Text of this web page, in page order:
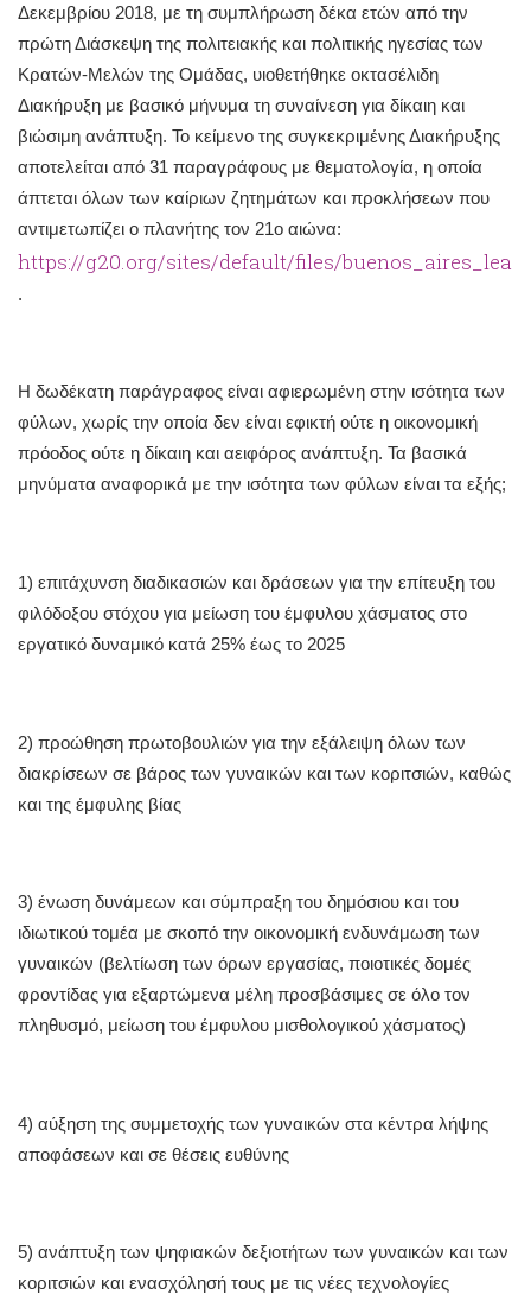
Δεκεμβρίου 2018, με τη συμπλήρωση δέκα ετών από την
πρώτη Διάσκεψη της πολιτειακής και πολιτικής ηγεσίας των
Κρατών-Μελών της Ομάδας, υιοθετήθηκε οκτασέλιδη
Διακήρυξη με βασικό μήνυμα τη συναίνεση για δίκαιη και
βιώσιμη ανάπτυξη. Το κείμενο της συγκεκριμένης Διακήρυξης
αποτελείται από 31 παραγράφους με θεματολογία, η οποία
άπτεται όλων των καίριων ζητημάτων και προκλήσεων που
αντιμετωπίζει ο πλανήτης τον 21ο αιώνα:
https://g20.org/sites/default/files/
.
Η δωδέκατη παράγραφος είναι αφιερωμένη στην ισότητα των
φύλων, χωρίς την οποία δεν είναι εφικτή ούτε η οικονομική
πρόοδος ούτε η δίκαιη και αειφόρος ανάπτυξη. Τα βασικά
μηνύματα αναφορικά με την ισότητα των φύλων είναι τα εξής;
1) επιτάχυνση διαδικασιών και δράσεων για την επίτευξη του
φιλόδοξου στόχου για μείωση του έμφυλου χάσματος στο
εργατικό δυναμικό κατά 25% έως το 2025
2) προώθηση πρωτοβουλιών για την εξάλειψη όλων των
διακρίσεων σε βάρος των γυναικών και των κοριτσιών, καθώς
και της έμφυλης βίας
3) ένωση δυνάμεων και σύμπραξη του δημόσιου και του
ιδιωτικού τομέα με σκοπό την οικονομική ενδυνάμωση των
γυναικών (βελτίωση των όρων εργασίας, ποιοτικές δομές
φροντίδας για εξαρτώμενα μέλη προσβάσιμες σε όλο τον
πληθυσμό, μείωση του έμφυλου μισθολογικού χάσματος)
4) αύξηση της συμμετοχής των γυναικών στα κέντρα λήψης
αποφάσεων και σε θέσεις ευθύνης
5) ανάπτυξη των ψηφιακών δεξιοτήτων των γυναικών και των
κοριτσιών και ενασχόλησή τους με τις νέες τεχνολογίες